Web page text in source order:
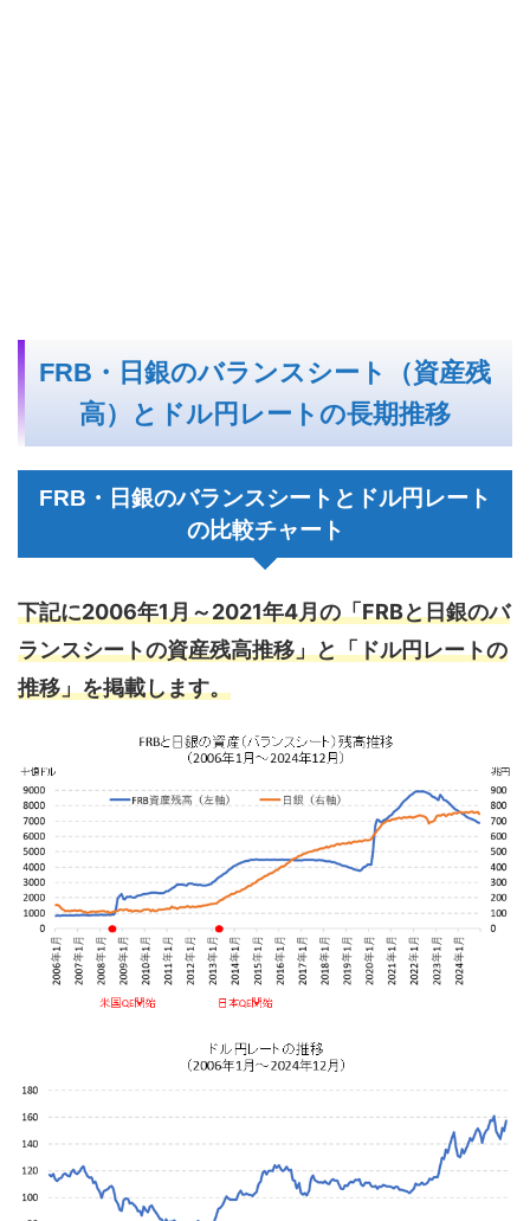
FRB・日銀のバランスシート（資産残
高）とドル円レートの長期推移
FRB・日銀のバランスシートとドル円レート
の比較チャート
下記に2006年1月～2021年4月の「FRBと日銀のバ
ランスシートの資産残高推移」と「ドル円レートの
推移」を掲載します。